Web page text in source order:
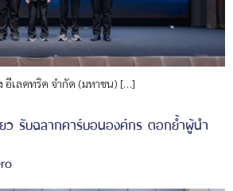
อีเลคทริค จำกัด (มหาชน) […]
ว รับฉลากคาร์บอนองค์กร ตอกย้ำผู้นำ